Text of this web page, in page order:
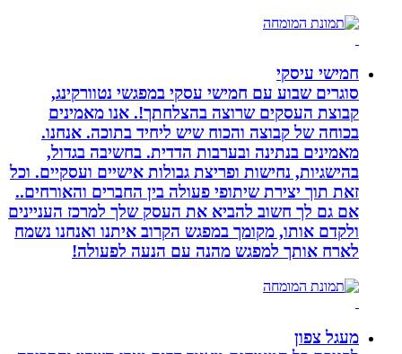
חמישי עיסקי
סוגרים שבוע עם חמישי עסקי במפגשי נטוורקינג,
קבוצת העסקים שרוצה בהצלחתך!. אנו מאמינים
בכוחה של קבוצה והכוח שיש ליחיד בתוכה. אנחנו.
מאמינים בנתינה ובערבות הדדית. בחשיבה בגדול,
בהישגיות, נחישות ופריצת גבולות אישיים ועסקיים. וכל
זאת תוך יצירת שיתופי פעולה בין החברים והאורחים..
אם גם לך חשוב להביא את העסק שלך למרכז העניינים
ולקדם אותו, מקומך במפגש הקרוב איתנו ואנחנו נשמח
לארח אותך למפגש מהנה עם הנעה לפעולה!
מעגל צפון